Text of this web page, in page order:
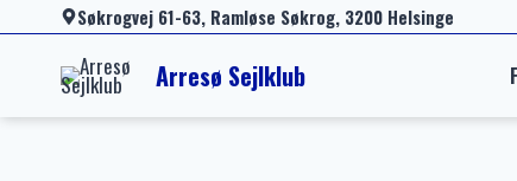
Søkrogvej 61-63, Ramløse Søkrog, 3200 Helsinge
Arresø Sejlklub